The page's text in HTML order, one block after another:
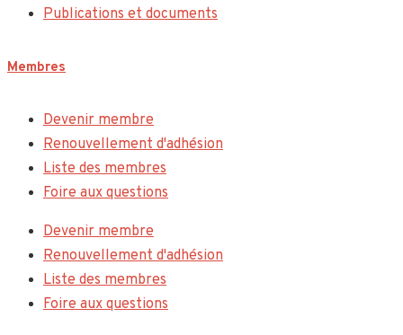
Publications et documents
Membres
Devenir membre
Renouvellement d'adhésion
Liste des membres
Foire aux questions
Devenir membre
Renouvellement d'adhésion
Liste des membres
Foire aux questions